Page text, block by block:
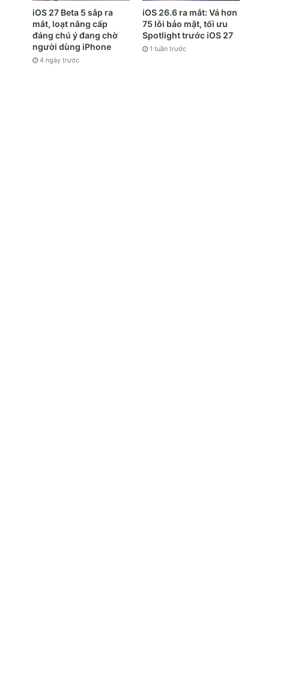
iOS 27 Beta 5 sắp ra
mắt, loạt nâng cấp
đáng chú ý đang chờ
người dùng iPhone
4 ngày trước
iOS 26.6 ra mắt: Vá hơn
75 lỗi bảo mật, tối ưu
Spotlight trước iOS 27
1 tuần trước